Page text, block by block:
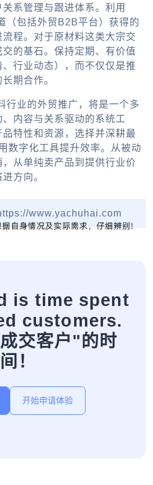
系管理与跟进体系。利用
（包括外贸B2B平台）获得的
程。对于原材料这类大宗交
的基石。保持定期、有价值
行业动态），而不仅仅是推
期合作。
行业的外贸推广，将是一个多
内容与关系驱动的系统工
特性和资源，选择并深耕最
数字化工具提升效率。从被动
从单纯卖产品到提供行业价
方向。
www.yachuhai.com
is time spent
customers.
交客户"的时
间！
开始申请体验